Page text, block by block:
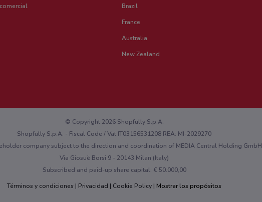
Brazil
France
Australia
New Zealand
© Copyright 2026 Shopfully S.p.A.
Shopfully S.p.A. - Fiscal Code / Vat IT03156531208 REA: MI-2029270
company subject to the direction and coordination of MEDIA Central Holding GmbH
Via Giosuè Borsi 9 - 20143 Milan (Italy)
Subscribed and paid-up share capital: € 50.000,00
Términos y condiciones
Privacidad Cookie Policy Mostrar los propósitos